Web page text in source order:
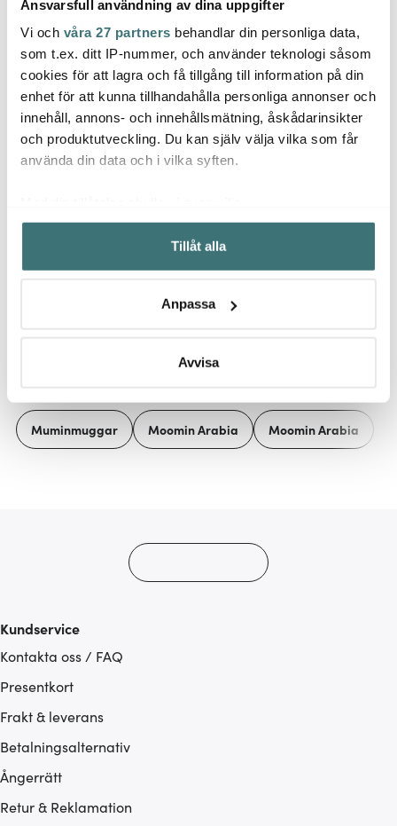
Ansvarsfull användning av dina uppgifter
Vi och våra 27 partners behandlar din personliga data,
som t.ex. ditt IP-nummer, och använder teknologi såsom
cookies för att lagra och få tillgång till information på din
enhet för att kunna tillhandahålla personliga annonser och
innehåll, annons- och innehållsmätning, åskådarinsikter
och produktutveckling. Du kan själv välja vilka som får
använda din data och i vilka syften.
Samla in information om din geografiska plats som
kan ha en noggrannhet på upp till flera meter
Identifiera din enhet genom att aktivt skanna den för
Ta reda på mer om hur dina personliga uppgifter
Du kan ändra eller dra tillbaka ditt samtycke när som
Vi använder cookies för att innehållet och annonserna
ska anpassas efter det som vi tror att du tycker om. Det
Tillåt alla
Anpassa
Avvisa
Moomin Arabia
Muminmugg Stinky i
Farten Brun
279 kr
I lager
Moomin Arabia
Muminmugg Misan Gul
279 kr
I lager
Låt dig inspireras av våra kunder
Muminmuggar Moomin Arabia Moomin Arabia
Kundservice
Kontakta oss / FAQ
Presentkort
Frakt & leverans
Betalningsalternativ
Ångerrätt
Retur & Reklamation